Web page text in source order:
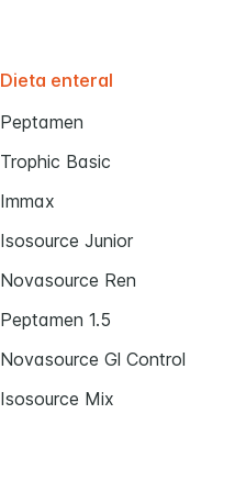
Dieta enteral
Peptamen
Trophic Basic
Immax
Isosource Junior
Novasource Ren
Peptamen 1.5
Novasource Gl Control
Isosource Mix